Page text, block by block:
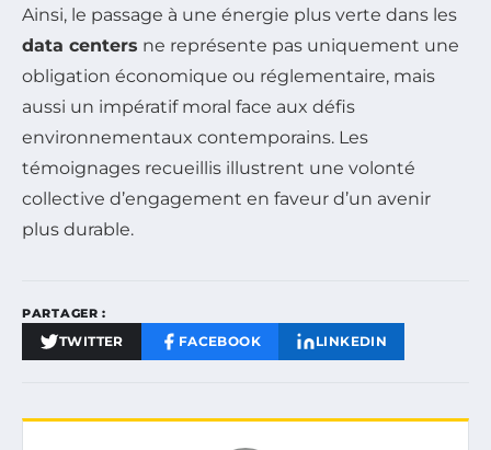
Ainsi, le passage à une énergie plus verte dans les
data centers ne représente pas uniquement une
obligation économique ou réglementaire, mais
aussi un impératif moral face aux défis
environnementaux contemporains. Les
témoignages recueillis illustrent une volonté
collective d’engagement en faveur d’un avenir
plus durable.
PARTAGER :
TWITTER FACEBOOK LINKEDIN